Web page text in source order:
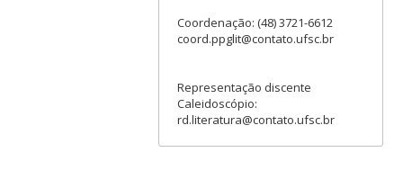
Coordenação: (48) 3721-6612
coord.ppglit@contato.ufsc.br
Representação discente
Caleidoscópio:
rd.literatura@contato.ufsc.br